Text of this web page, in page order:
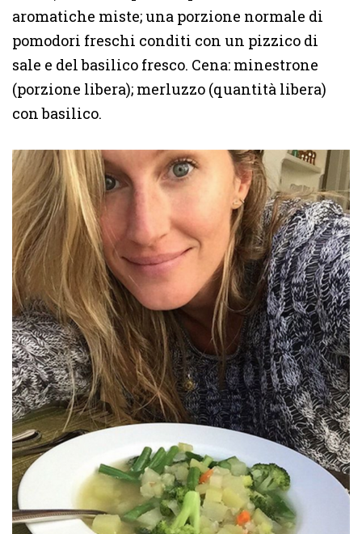
aromatiche miste; una porzione normale di
pomodori freschi conditi con un pizzico di
sale e del basilico fresco. Cena: minestrone
(porzione libera); merluzzo (quantità libera)
con basilico.